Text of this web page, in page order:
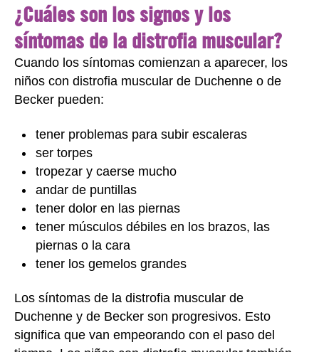
¿Cuáles son los signos y los
síntomas de la distrofia muscular?
Cuando los síntomas comienzan a aparecer, los
niños con distrofia muscular de Duchenne o de
Becker pueden:
tener problemas para subir escaleras
ser torpes
tropezar y caerse mucho
andar de puntillas
tener dolor en las piernas
tener músculos débiles en los brazos, las
piernas o la cara
tener los gemelos grandes
Los síntomas de la distrofia muscular de
Duchenne y de Becker son progresivos. Esto
significa que van empeorando con el paso del